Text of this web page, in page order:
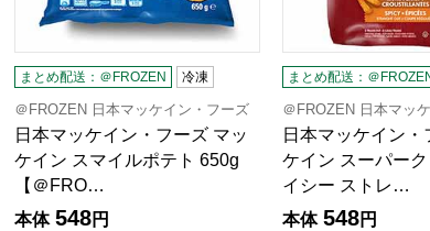
まとめ配送：＠FROZEN 冷凍
＠FROZEN 日本マッケイン・フーズ
日本マッケイン・フーズ マッ
ケイン スマイルポテト 650g
【＠FRO…
本体 548円
まとめ配送：＠
＠FROZEN 日本マッ
日本マッケイン・
ケイン スーパー
イシー ストレ…
本体 548円